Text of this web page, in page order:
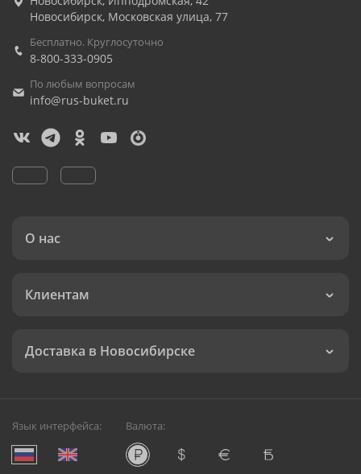
Новосибирск, Московская улица, 77
Бесплатно. Круглосуточно
8-800-333-0905
По любым вопросам
info@rus-buket.ru
О нас
Клиентам
Доставка в Новосибирске
Язык интерфейса: Валюта: